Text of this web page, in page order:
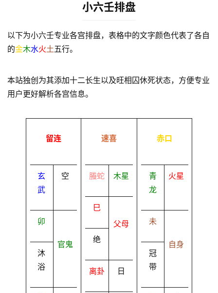
小六壬排盘
以下为小六壬专业各宫排盘，表格中的文字颜色代表了各自
的金木水火土五行。
本站独创为其添加十二长生以及旺相囚休死状态，方便专业
用户更好解析各宫信息。
留连
玄
武
空
卯
沐
浴
官鬼
速喜
螣蛇 木星
巳
绝
父母
离卦 日
赤口
青
龙
火星
未
冠
带
自身